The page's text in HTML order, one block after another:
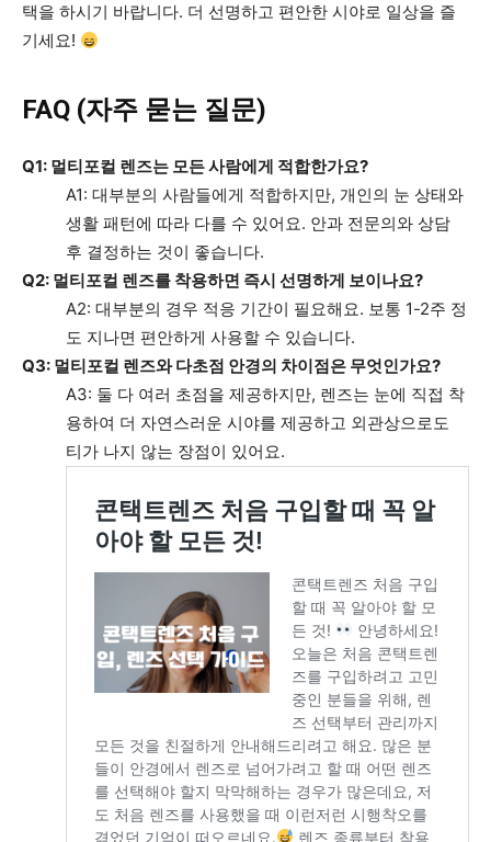
택을 하시기 바랍니다. 더 선명하고 편안한 시야로 일상을 즐
기세요!
FAQ (자주 묻는 질문)
Q1: 멀티포컬 렌즈는 모든 사람에게 적합한가요?
A1: 대부분의 사람들에게 적합하지만, 개인의 눈 상태와
생활 패턴에 따라 다를 수 있어요. 안과 전문의와 상담
후 결정하는 것이 좋습니다.
Q2: 멀티포컬 렌즈를 착용하면 즉시 선명하게 보이나요?
A2: 대부분의 경우 적응 기간이 필요해요. 보통 1-2주 정
도 지나면 편안하게 사용할 수 있습니다.
Q3: 멀티포컬 렌즈와 다초점 안경의 차이점은 무엇인가요?
A3: 둘 다 여러 초점을 제공하지만, 렌즈는 눈에 직접 착
용하여 더 자연스러운 시야를 제공하고 외관상으로도
티가 나지 않는 장점이 있어요.